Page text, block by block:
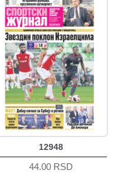
12948
44.00 RSD